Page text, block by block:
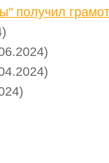
получил